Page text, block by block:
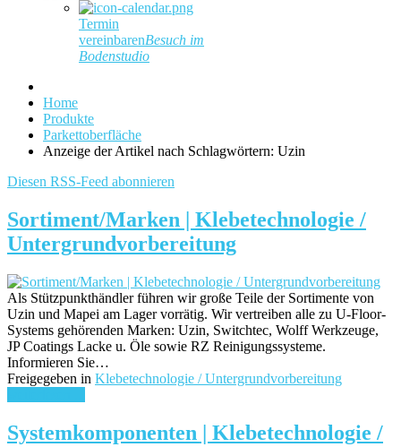
Termin
vereinbarenBesuch im
Bodenstudio
Home
Produkte
Parkettoberfläche
Anzeige der Artikel nach Schlagwörtern: Uzin
Diesen RSS-Feed abonnieren
Sortiment/Marken | Klebetechnologie /
Untergrundvorbereitung
Als Stützpunkthändler führen wir große Teile der Sortimente von
Uzin und Mapei am Lager vorrätig. Wir vertreiben alle zu U-Floor-
Systems gehörenden Marken: Uzin, Switchtec, Wolff Werkzeuge,
JP Coatings Lacke u. Öle sowie RZ Reinigungssysteme.
Informieren Sie…
Freigegeben in Klebetechnologie / Untergrundvorbereitung
Systemkomponenten | Klebetechnologie /